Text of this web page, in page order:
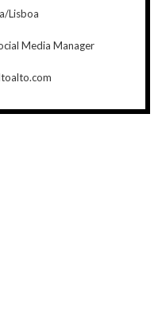
Lisboa
Media Manager